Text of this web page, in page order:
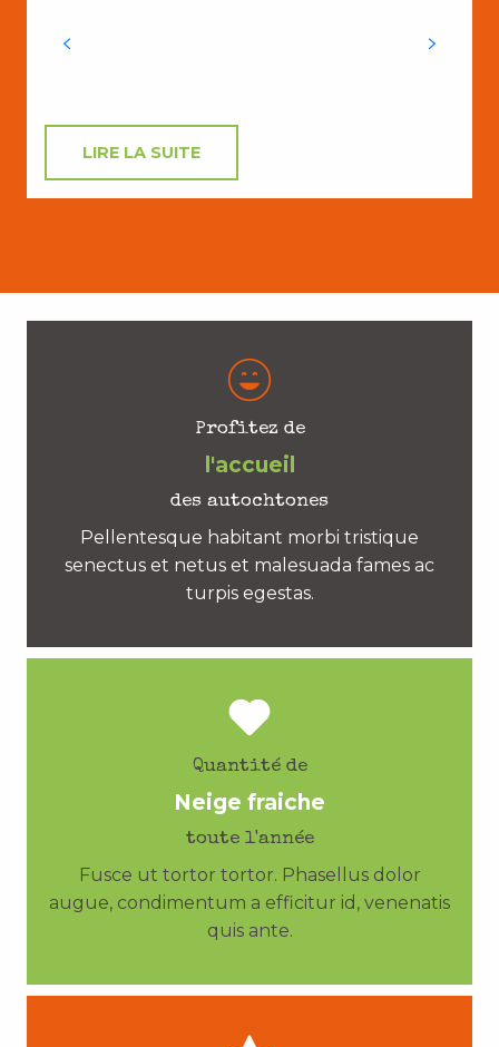
LIRE LA SUITE
Profitez de
l'accueil
des autochtones
Pellentesque habitant morbi tristique
senectus et netus et malesuada fames ac
turpis egestas.
Quantité de
Neige fraiche
toute l'année
Fusce ut tortor tortor. Phasellus dolor
augue, condimentum a efficitur id, venenatis
quis ante.